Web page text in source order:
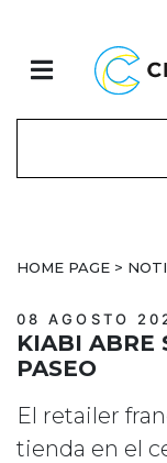
HOME PAGE >
08 AGOSTO
KIABI ABRE
PASEO
El retailer
tienda en el